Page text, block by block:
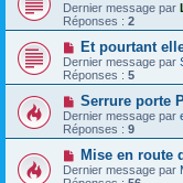
Dernier message par
Réponses : 2
Et pourtant
Dernier message par
Réponses : 5
Serrure porte
Dernier message par
Réponses : 9
Mise en route
Dernier message par